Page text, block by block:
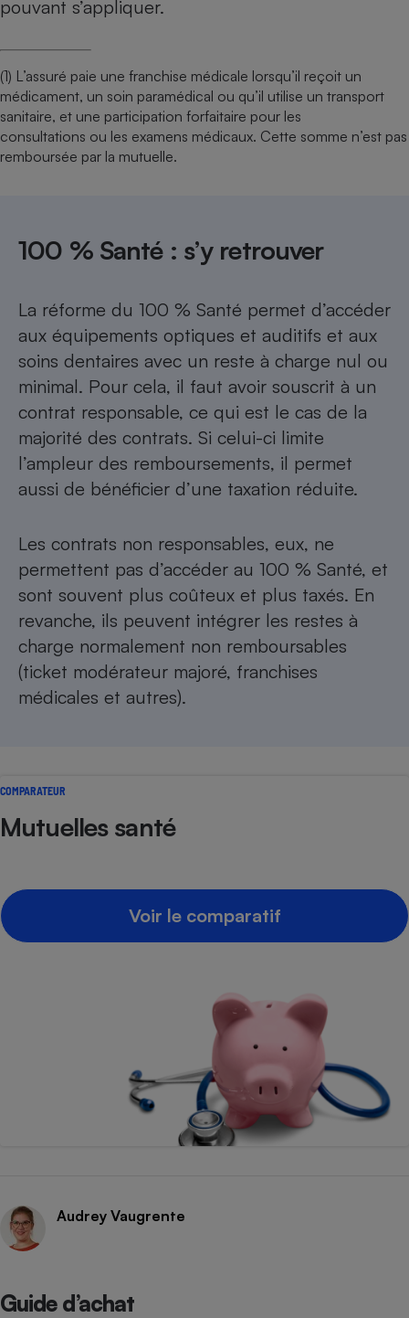
pouvant s’appliquer.
(1) L’assuré paie une franchise médicale lorsqu’il reçoit un
médicament, un soin paramédical ou qu’il utilise un transport
sanitaire, et une participation forfaitaire pour les
consultations ou les examens médicaux. Cette somme n’est pas
remboursée par la mutuelle.
100 % Santé : s’y retrouver
La réforme du 100 % Santé permet d’accéder
aux équipements optiques et auditifs et aux
soins dentaires avec un reste à charge nul ou
minimal. Pour cela, il faut avoir souscrit à un
contrat responsable, ce qui est le cas de la
majorité des contrats. Si celui-ci limite
l’ampleur des remboursements, il permet
aussi de bénéficier d’une taxation réduite.
Les contrats non responsables, eux, ne
permettent pas d’accéder au 100 % Santé, et
sont souvent plus coûteux et plus taxés. En
revanche, ils peuvent intégrer les restes à
charge normalement non remboursables
(ticket modé­rateur majoré, franchises
médicales et autres).
COMPARATEUR
Mutuelles santé
Voir le comparatif
Audrey Vaugrente
Guide d’achat